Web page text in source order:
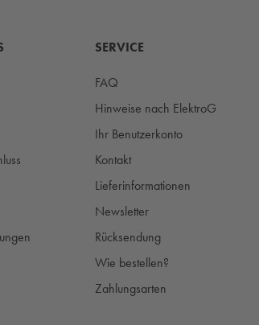
SERVICE
FAQ
Hinweise nach ElektroG
Ihr Benutzerkonto
Kontakt
Lieferinformationen
Newsletter
Rücksendung
Wie bestellen?
Zahlungsarten